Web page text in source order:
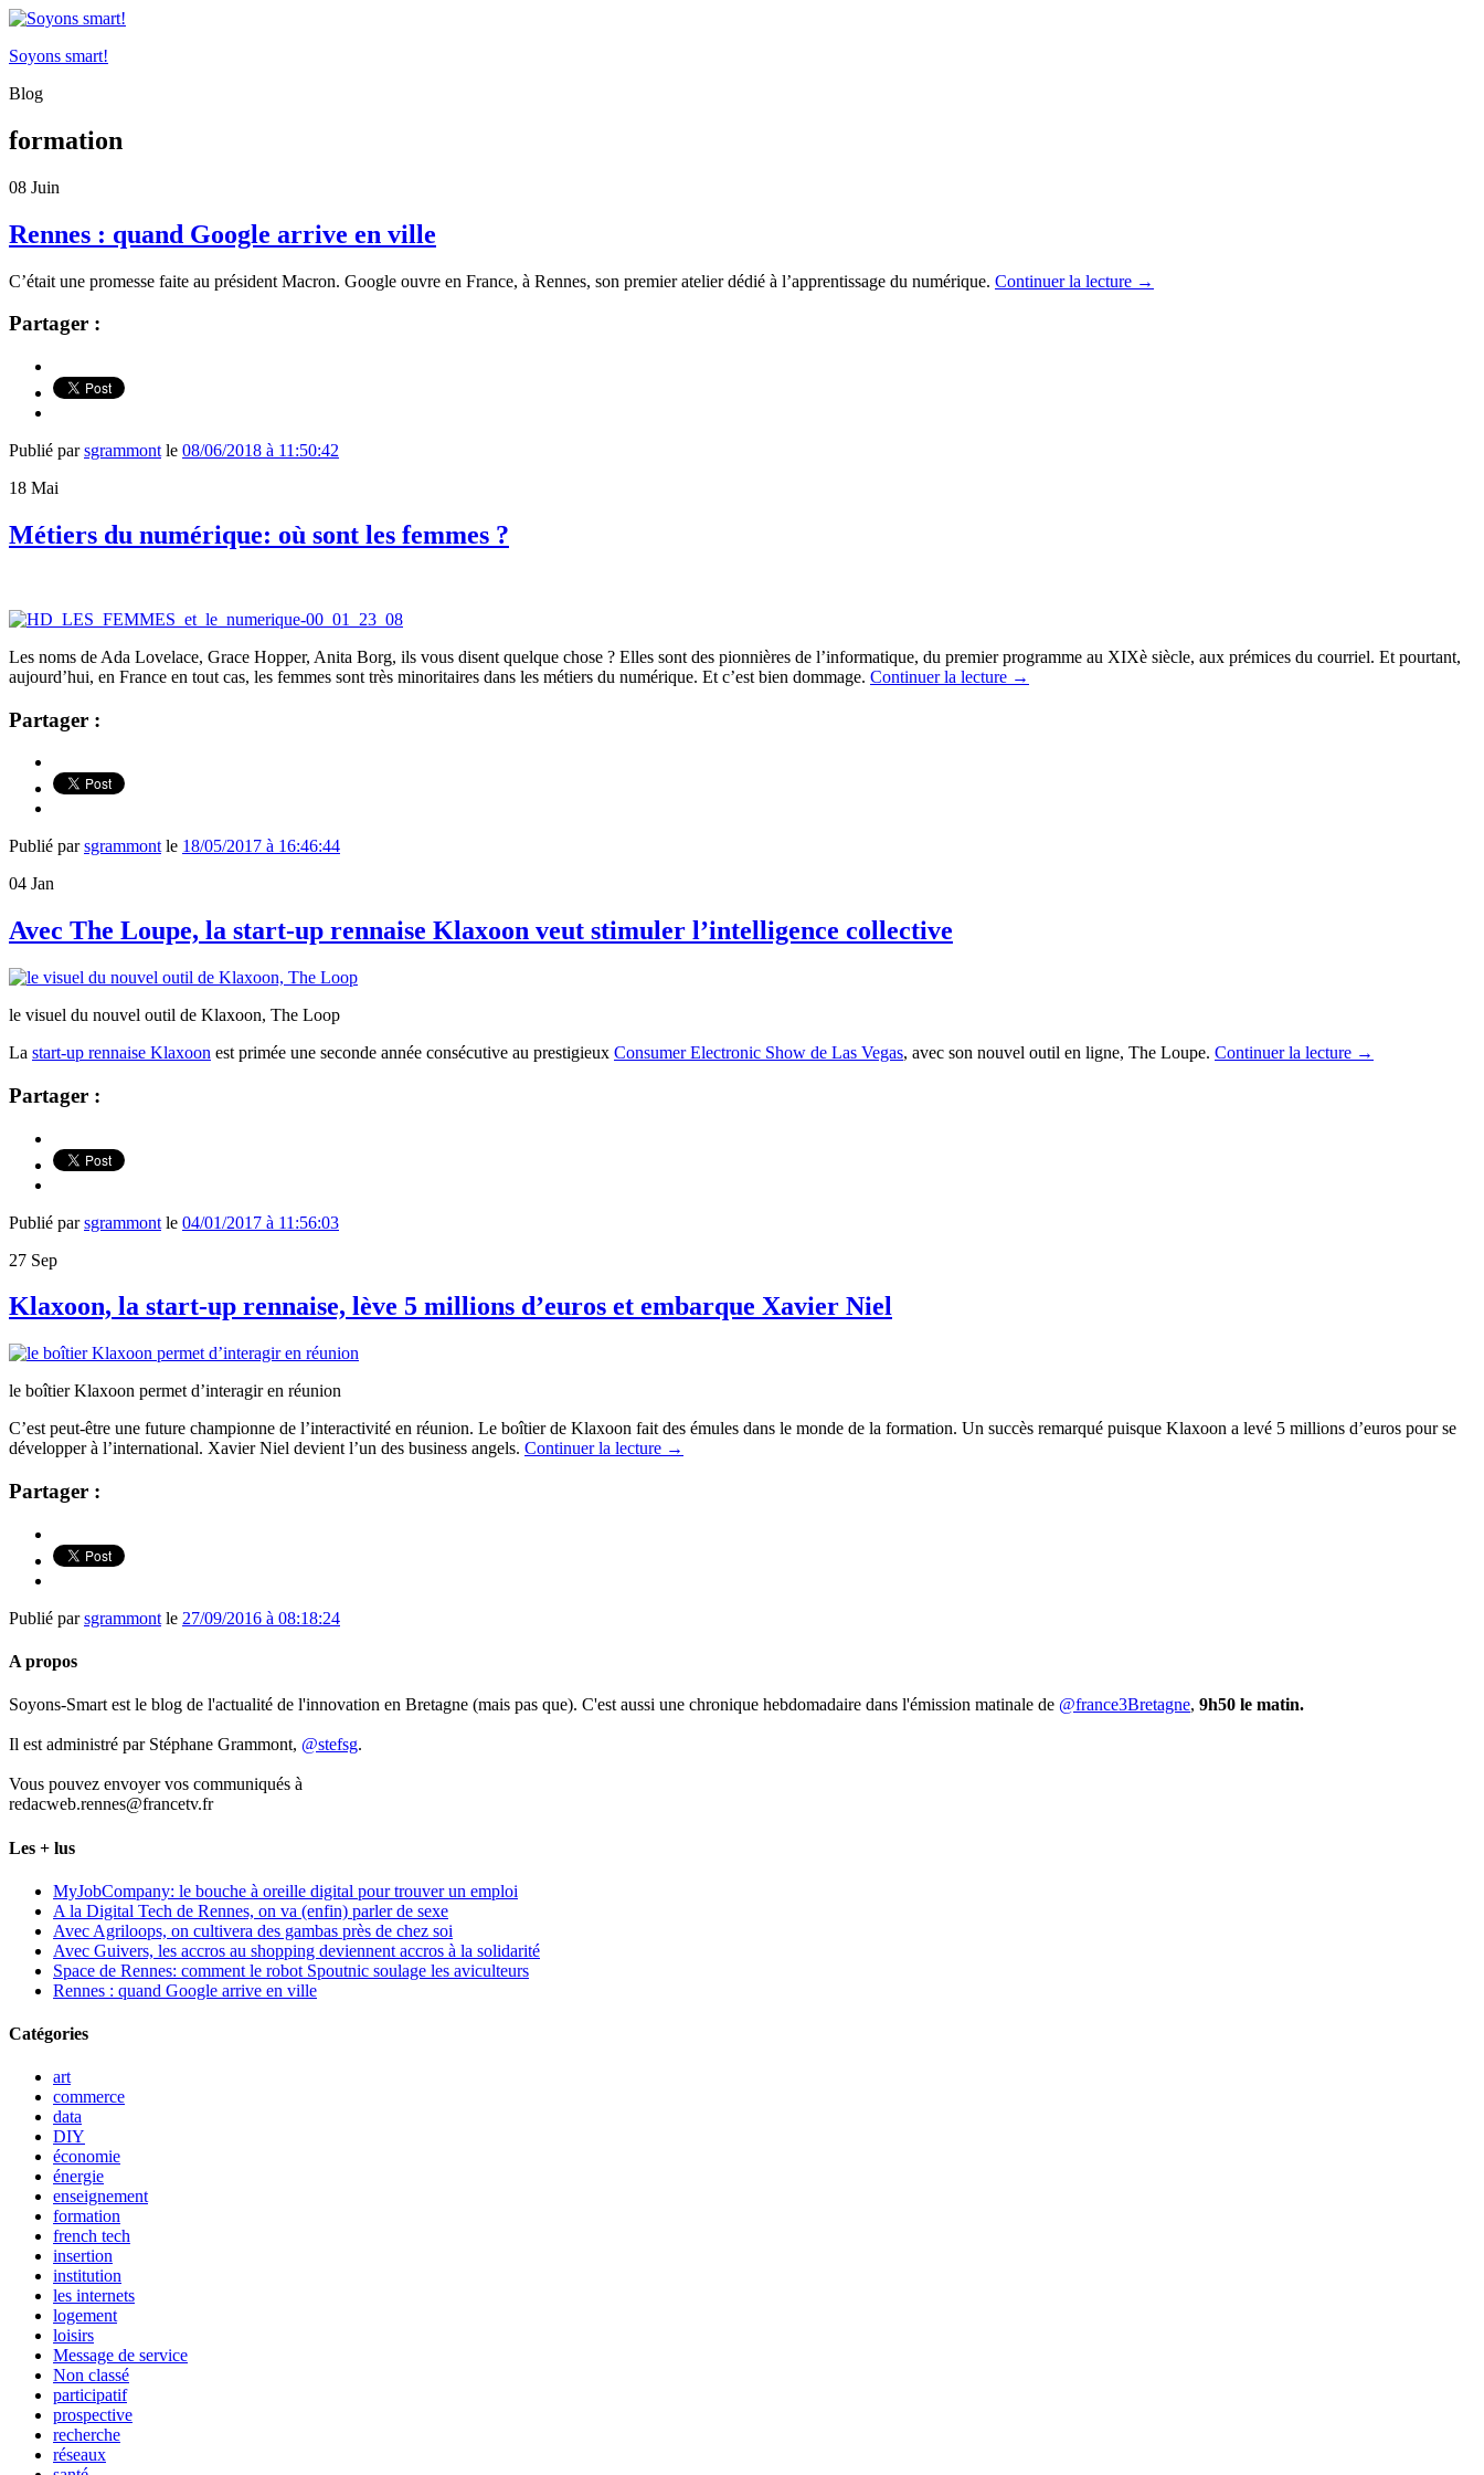
Soyons smart!
Blog
formation
08 Juin
Rennes : quand Google arrive en ville
C’était une promesse faite au président Macron. Google ouvre en France, à Rennes, son premier atelier dédié à l’apprentissage du numérique. Continuer la lecture →
Partager :
Publié parsgrammont le 08/06/2018 à 11:50:42
18 Mai
Métiers du numérique: où sont les femmes ?
Les noms de Ada Lovelace, Grace Hopper, Anita Borg, ils vous disent quelque chose ? Elles sont des pionnières de l’informatique, du premier programme au XIXè siècle, aux prémices du courriel. Et pourtant,
aujourd’hui, en France en tout cas, les femmes sont très minoritaires dans les métiers du numérique. Et c’est bien dommage. Continuer la lecture →
Partager :
Publié parsgrammont le 18/05/2017 à 16:46:44
04 Jan
Avec The Loupe, la start-up rennaise Klaxoon veut stimuler l’intelligence collective
le visuel du nouvel outil de Klaxoon, The Loop
La start-up rennaise Klaxoon est primée une seconde année consécutive au prestigieux ConsumerElectronic Show de Las Vegas, avec son nouvel outil en ligne, The Loupe. Continuer la lecture →
Partager :
Publié parsgrammont le 04/01/2017 à 11:56:03
27 Sep
Klaxoon, la start-up rennaise, lève 5 millions d’euros et embarque Xavier Niel
le boîtier Klaxoon permet d’interagir en réunion
C’est peut-être une future championne de l’interactivité en réunion. Le boîtier de Klaxoon fait des émules dans le monde de la formation. Un succès remarqué puisque Klaxoon a levé 5 millions d’euros pour se
développer à l’international. Xavier Niel devient l’un des business angels. Continuer la lecture →
Partager :
Publié parsgrammont le 27/09/2016 à 08:18:24
A propos
Soyons-Smart est le blog de l'actualité de l'innovation en Bretagne (mais pas que). C'est aussi une chronique hebdomadaire dans l'émission matinale de @france3Bretagne, 9h50 le matin.
Il est administré par Stéphane Grammont, @stefsg.
Vous pouvez envoyer vos communiqués à
redacweb.rennes@francetv.fr
Les + lus
MyJobCompany: le bouche à oreille digital pour trouver un emploi
A la Digital Tech de Rennes, on va (enfin) parler de sexe
Avec Agriloops, on cultivera des gambas près de chez soi
Avec Guivers, les accros au shopping deviennent accros à la solidarité
Space de Rennes: comment le robot Spoutnic soulage les aviculteurs
Rennes : quand Google arrive en ville
Catégories
art
commerce
data
DIY
économie
énergie
enseignement
formation
french tech
insertion
institution
les internets
logement
loisirs
Message de service
Non classé
participatif
prospective
recherche
réseaux